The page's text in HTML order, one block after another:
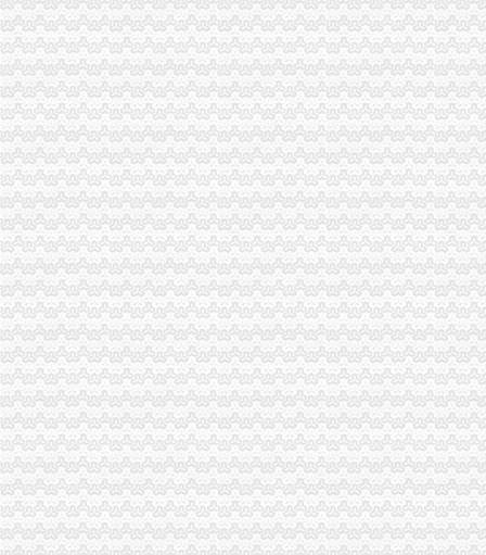
【图】重庆顶呱呱公司转让公司注销的好处-重庆渝中其它商务服务-重
分公司注销
分公司注销需要多久？-爱喇叭网
分公司注销登记